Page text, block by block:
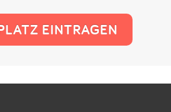
EINTRAGEN